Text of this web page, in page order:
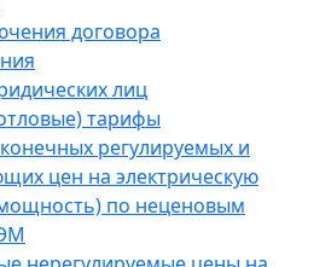
договора
лиц
тарифы
регулируемых и
цен на электрическую
по неценовым